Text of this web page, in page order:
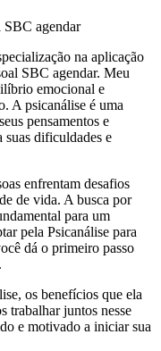
SBC agendar
na aplicação
SBC agendar. Meu
emocional e
A psicanálise é uma
pensamentos e
suas dificuldades e
enfrentam desafios
de vida. A busca por
para um
pela Psicanálise para
dá o primeiro passo
os benefícios que ela
trabalhar juntos nesse
e motivado a iniciar sua